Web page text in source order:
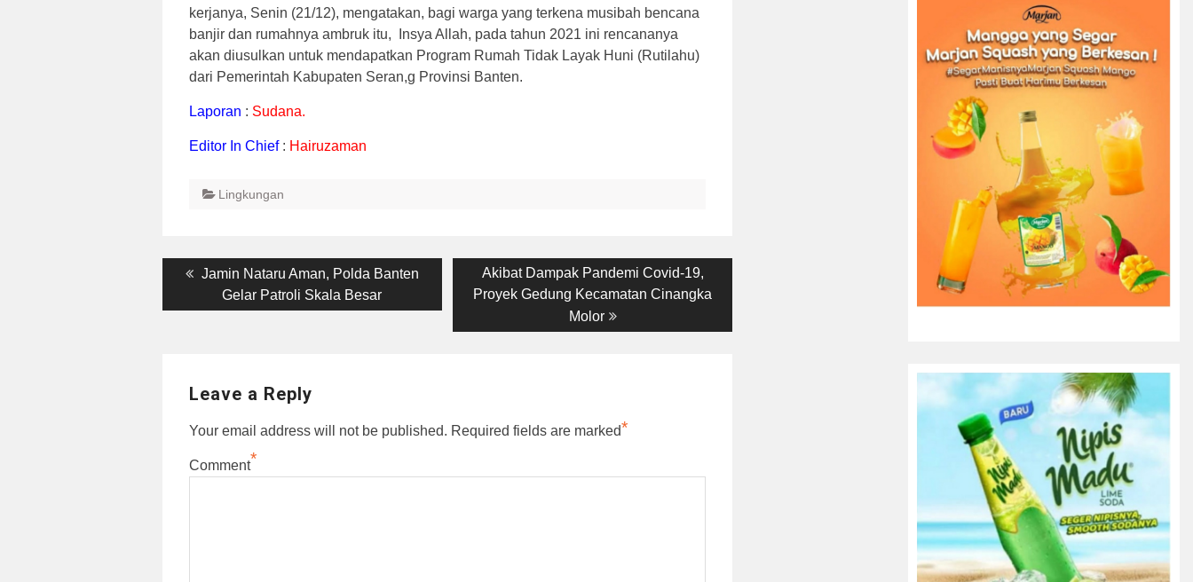
kerjanya, Senin (21/12), mengatakan, bagi warga yang terkena musibah bencana
banjir dan rumahnya ambruk itu, Insya Allah, pada tahun 2021 ini rencananya
akan diusulkan untuk mendapatkan Program Rumah Tidak Layak Huni (Rutilahu)
dari Pemerintah Kabupaten Seran,g Provinsi Banten.
Laporan : Sudana.
Editor In Chief: Hairuzaman
Lingkungan
Post
navigation
Previous
post:
Jamin Nataru Aman, Polda Banten
Gelar Patroli Skala Besar
Next
post:
Akibat Dampak Pandemi Covid-19,
Proyek Gedung Kecamatan Cinangka
Molor
Leave a Reply
Your email address will not be published. Required fields are marked*
Comment*